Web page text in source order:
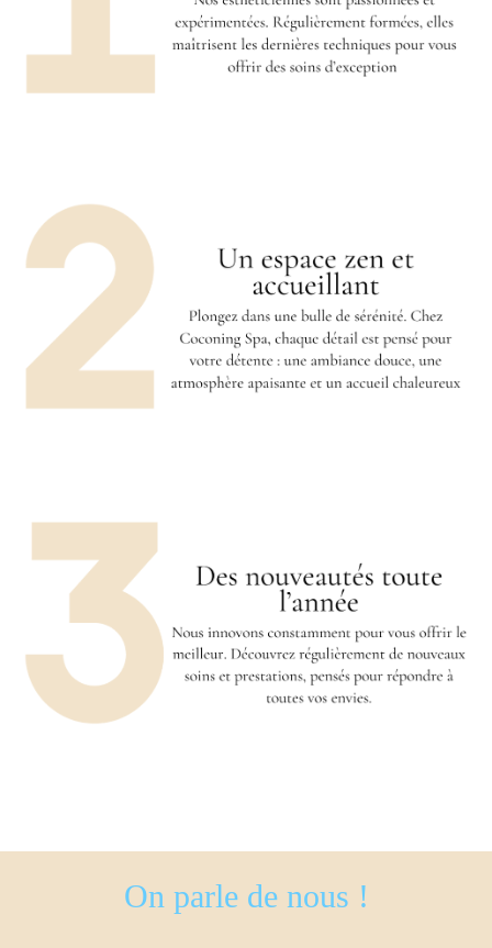
On parle de nous !